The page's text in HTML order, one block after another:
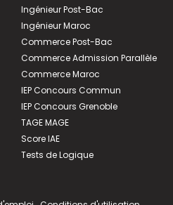
Ingénieur Post-Bac
Ingénieur Maroc
Commerce Post-Bac
Commerce Admission Parallèle
Commerce Maroc
IEP Concours Commun
IEP Concours Grenoble
TAGE MAGE
Score IAE
Tests de Logique